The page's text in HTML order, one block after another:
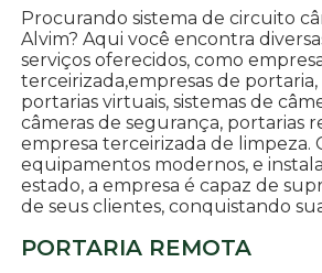
Procurando sistema de circuito
Alvim? Aqui você encontra
serviços oferecidos, como
terceirizada,empresas de
portarias virtuais, sistemas de
câmeras de segurança, portarias
empresa terceirizada de limpeza.
equipamentos modernos, e
estado, a empresa é capaz de
de seus clientes, conquistando
PORTARIA REMOTA